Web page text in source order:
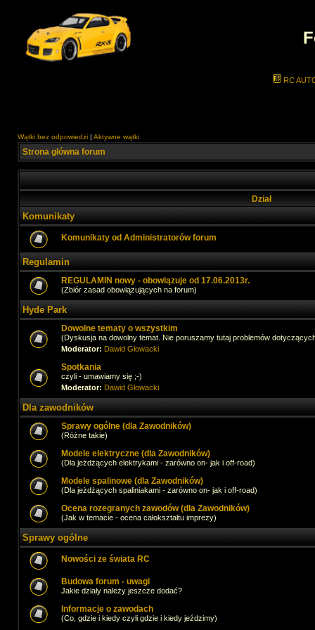
RC
Wątki bez odpowiedzi | Aktywne wątki
Strona główna forum
Dział
Komunikaty
Komunikaty od Administratorów forum
Regulamin
REGULAMIN nowy - obowiązuje od 17.06.2013r.
(Zbiór zasad obowiązujących na forum)
Hyde Park
Dowolne tematy o wszystkim
(Dyskusja na dowolny temat. Nie poruszamy tutaj problemów
Moderator: Dawid Głowacki
Spotkania
czyli - umawiamy się ;-)
Moderator: Dawid Głowacki
Dla zawodników
Sprawy ogólne (dla Zawodników)
(Różne takie)
Modele elektryczne (dla Zawodników)
(Dla jeżdżących elektrykami - zarówno on- jak i off-road)
Modele spalinowe (dla Zawodników)
(Dla jeżdżących spaliniakami - zarówno on- jak i off-road)
Ocena rozegranych zawodów (dla Zawodników)
(Jak w temacie - ocena całokształtu imprezy)
Sprawy ogólne
Nowości ze świata RC
Budowa forum - uwagi
Jakie działy należy jeszcze dodać?
Informacje o zawodach
(Co, gdzie i kiedy czyli gdzie i kiedy jeździmy)